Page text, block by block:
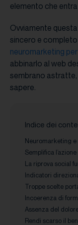
elemento che
Ovviamente questa
sincero e
neuromarketing
abbinarlo al web
sembrano astratte,
sapere.
Indice dei
Neuromarketing
Semplifica
La riprova social
Indicatori
Troppe scelte
Incoerenza di
Assenza del
Rendi scarso il